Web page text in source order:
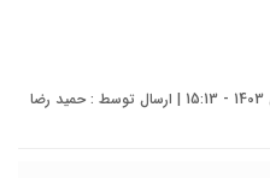
حمید رضا